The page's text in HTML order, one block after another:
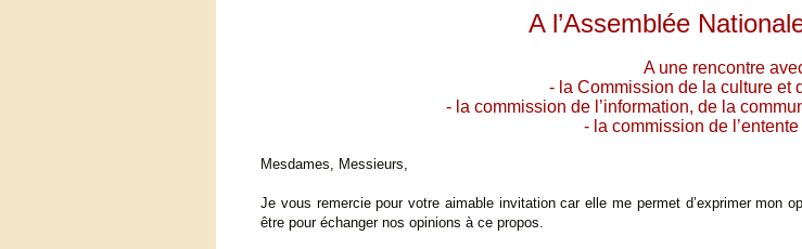
A l’Assemblée
A une rencontre
- la Commission de la culture et
- la commission de l’information, de la
- la commission de
Mesdames, Messieurs,
Je vous remercie pour votre aimable invitation car elle me permet d’exprimer mon
être pour échanger nos opinions à ce propos.